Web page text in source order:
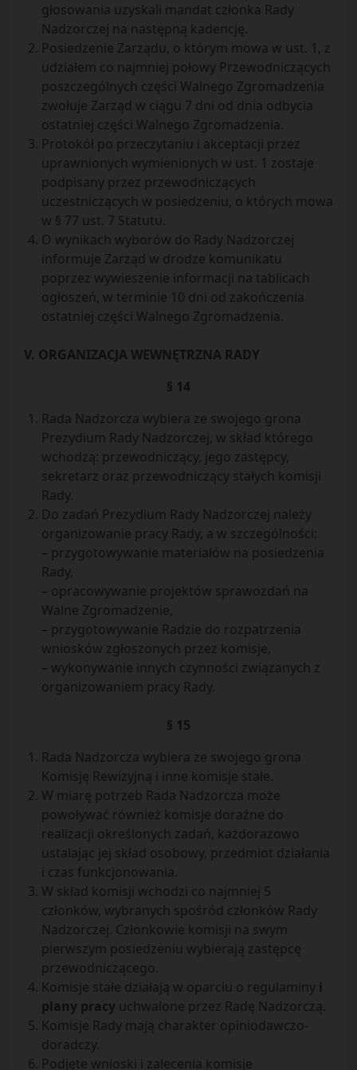
głosowania uzyskali mandat członka Rady
Nadzorczej na następną kadencję.
Posiedzenie Zarządu, o którym mowa w ust. 1, z
udziałem co najmniej połowy Przewodniczących
poszczególnych części Walnego Zgromadzenia
zwołuje Zarząd w ciągu 7 dni od dnia odbycia
ostatniej części Walnego Zgromadzenia.
Protokół po przeczytaniu i akceptacji przez
uprawnionych wymienionych w ust. 1 zostaje
podpisany przez przewodniczących
uczestniczących w posiedzeniu, o których mowa
w § 77 ust. 7 Statutu.
O wynikach wyborów do Rady Nadzorczej
informuje Zarząd w drodze komunikatu
poprzez wywieszenie informacji na tablicach
ogłoszeń, w terminie 10 dni od zakończenia
ostatniej części Walnego Zgromadzenia.
V. ORGANIZACJA WEWNĘTRZNA RADY
§ 14
Rada Nadzorcza wybiera ze swojego grona
Prezydium Rady Nadzorczej, w skład którego
wchodzą: przewodniczący, jego zastępcy,
sekretarz oraz przewodniczący stałych komisji
Rady.
Do zadań Prezydium Rady Nadzorczej należy
organizowanie pracy Rady, a w szczególności:
– przygotowywanie materiałów na posiedzenia
Rady,
– opracowywanie projektów sprawozdań na
Walne Zgromadzenie,
– przygotowywanie Radzie do rozpatrzenia
wniosków zgłoszonych przez komisje,
– wykonywanie innych czynności związanych z
organizowaniem pracy Rady.
§ 15
Rada Nadzorcza wybiera ze swojego grona
Komisję Rewizyjną i inne komisje stałe.
W miarę potrzeb Rada Nadzorcza może
powoływać również komisje doraźne do
realizacji określonych zadań, każdorazowo
ustalając jej skład osobowy, przedmiot działania
i czas funkcjonowania.
W skład komisji wchodzi co najmniej 5
członków, wybranych spośród członków Rady
Nadzorczej. Członkowie komisji na swym
pierwszym posiedzeniu wybierają zastępcę
przewodniczącego.
Komisje stałe działają w oparciu o regulaminy i
plany pracy uchwalone przez Radę Nadzorczą.
Komisje Rady mają charakter opiniodawczo-
doradczy.
Podjęte wnioski i zalecenia komisje